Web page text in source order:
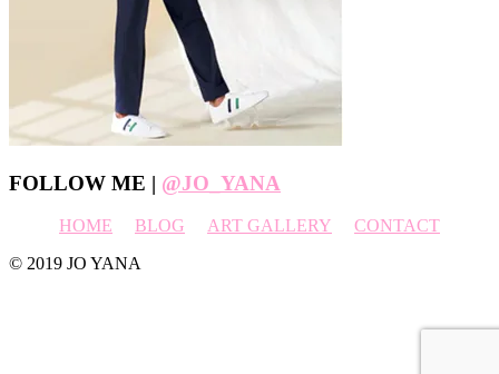
Footer
FOLLOW ME | @JO_YANA
HOME BLOG ART GALLERY
CONTACT
© 2019 JO YANA